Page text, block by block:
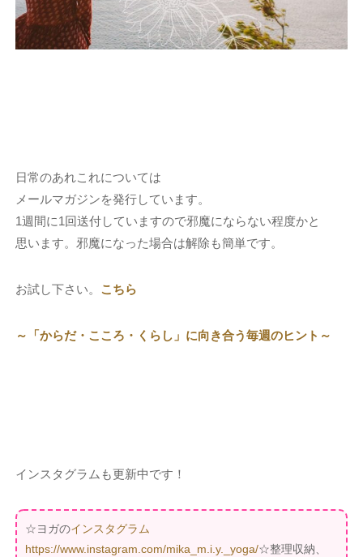
日常のあれこれについては
メールマガジンを発行しています。
1週間に1回送付していますので邪魔にならない程度かと
思います。邪魔になった場合は解除も簡単です。
お試し下さい。 こちら
～「からだ・こころ・くらし」に向き合う毎週のヒント～
インスタグラムも更新中です！
☆ヨガのインスタグラム
https://www.instagram.com/mika_m.i.y._yoga/☆整理収納、